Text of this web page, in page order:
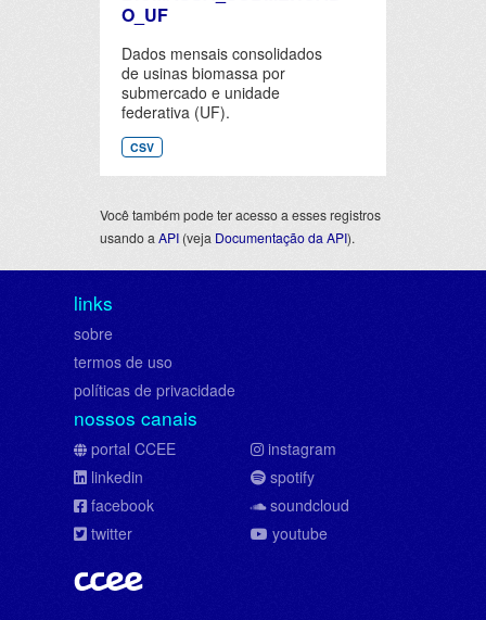
O_UF
Dados mensais consolidados
de usinas biomassa por
submercado e unidade
federativa (UF).
CSV
Você também pode ter acesso a esses registros
usando a API (veja Documentação da API).
links
sobre
termos de uso
políticas de privacidade
nossos canais
portal CCEE
linkedin
facebook
twitter
instagram
spotify
soundcloud
youtube